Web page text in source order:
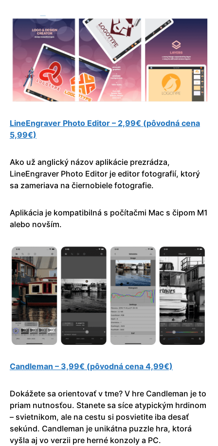
LineEngraver Photo Editor – 2,99€ (pôvodná cena
5,99€)
Ako už anglický názov aplikácie prezrádza,
LineEngraver Photo Editor je editor fotografií, ktorý
sa zameriava na čiernobiele fotografie.
Aplikácia je kompatibilná s počítačmi Mac s čipom M1
alebo novším.
Candleman – 3,99€ (pôvodná cena 4,99€)
Dokážete sa orientovať v tme? V hre Candleman je to
priam nutnosťou. Stanete sa síce atypickým hrdinom
– svietnikom, ale na cestu si posvietite iba desať
sekúnd. Candleman je unikátna puzzle hra, ktorá
vyšla aj vo verzii pre herné konzoly a PC.